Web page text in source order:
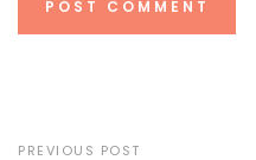
PREVIOUS POST